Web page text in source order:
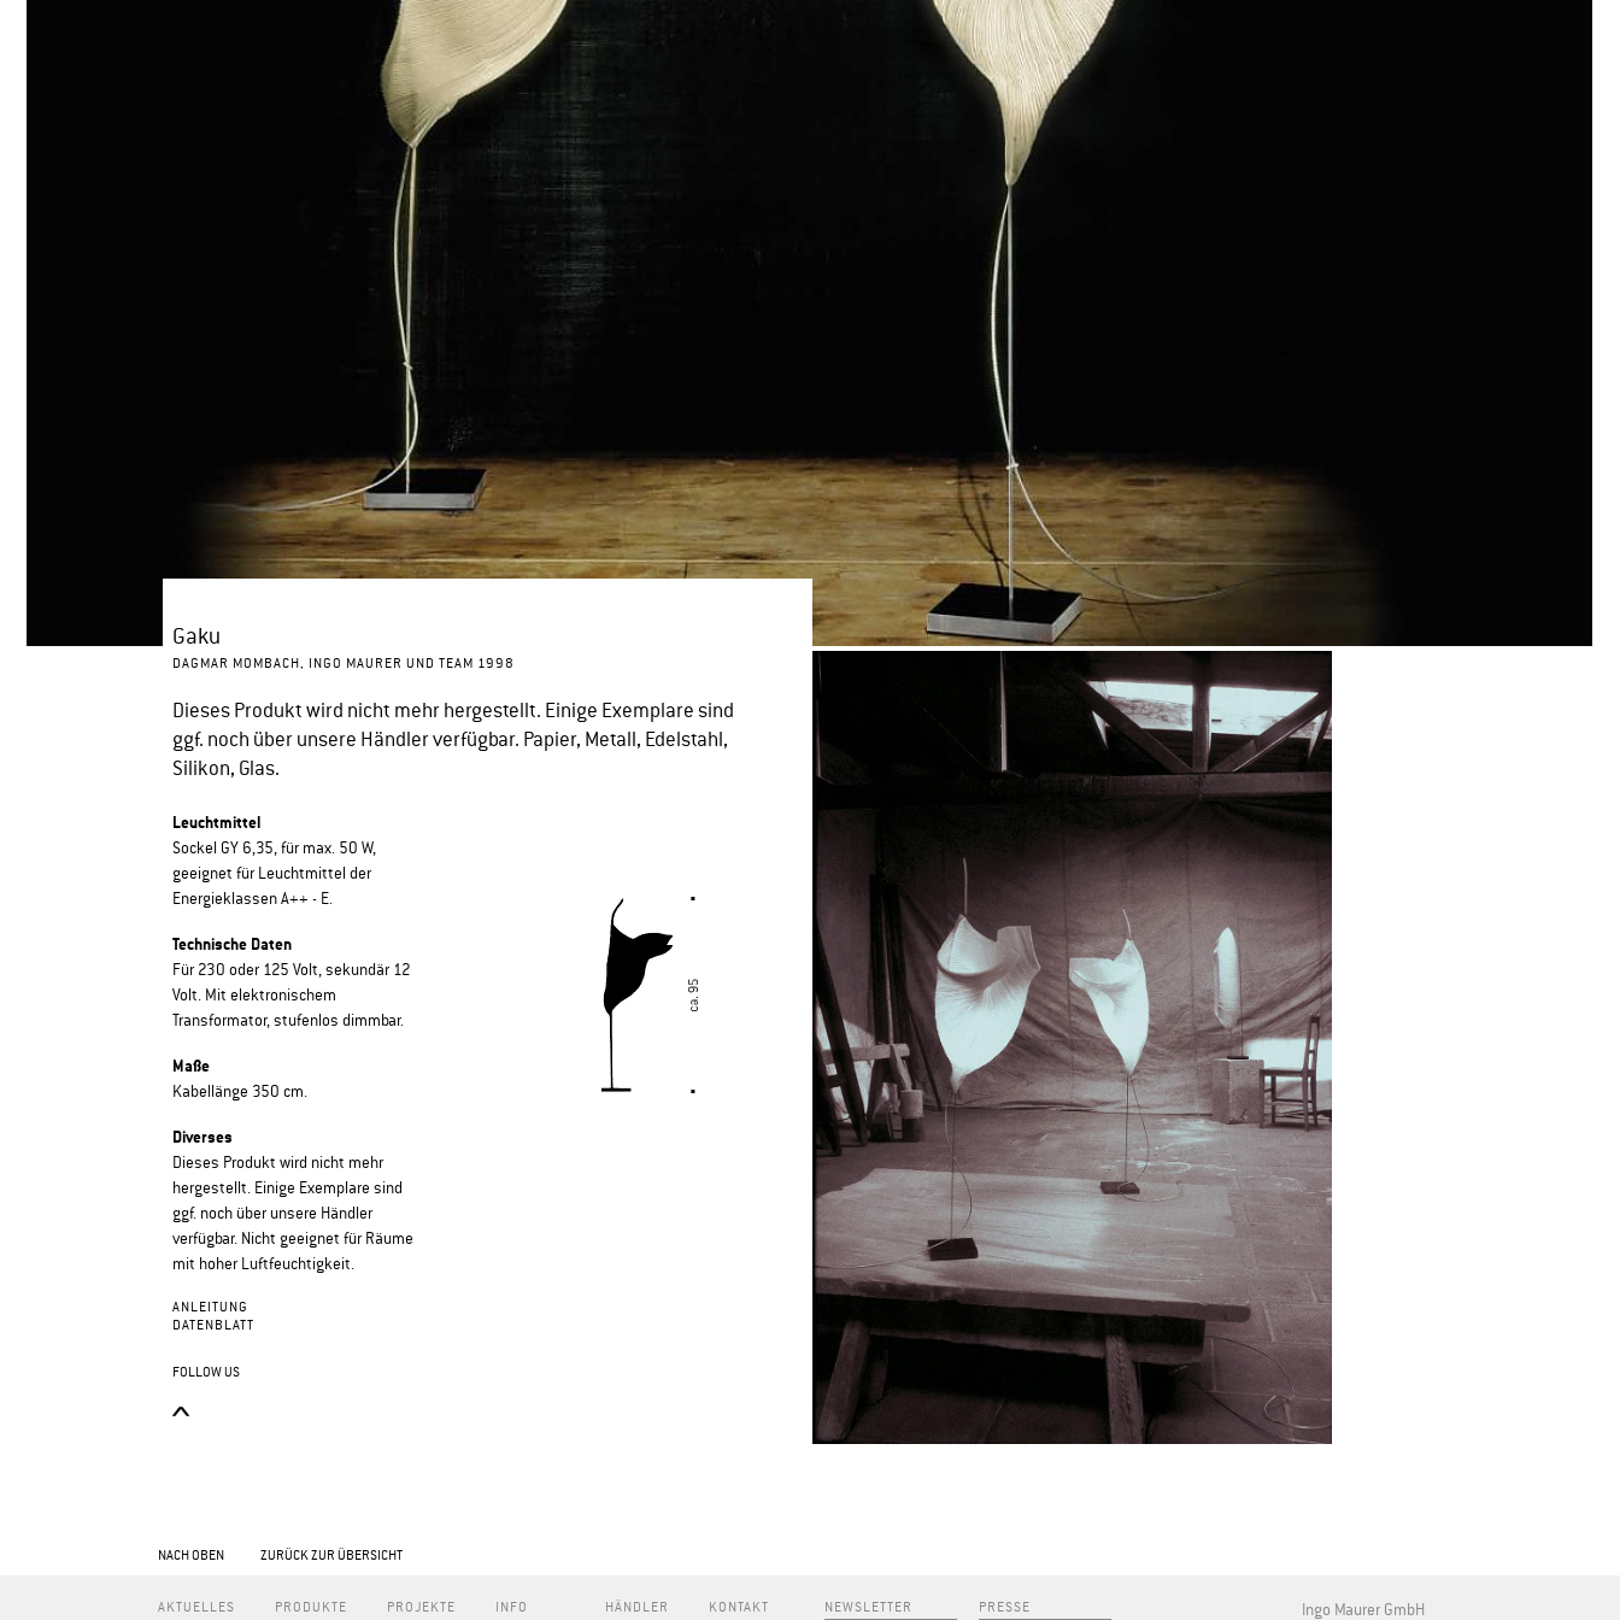
Gaku
DAGMAR MOMBACH, INGO MAURER UND TEAM 1998
Dieses Produkt wird nicht mehr hergestellt. Einige Exemplare sind
ggf. noch über unsere Händler verfügbar. Papier, Metall, Edelstahl,
Silikon, Glas.
Leuchtmittel
Sockel GY 6,35, für max. 50 W,
geeignet für Leuchtmittel der
Energieklassen A++ - E.
Technische Daten
Für 230 oder 125 Volt, sekundär 12
Volt. Mit elektronischem
Transformator, stufenlos dimmbar.
Maße
Kabellänge 350 cm.
Diverses
Dieses Produkt wird nicht mehr
hergestellt. Einige Exemplare sind
ggf. noch über unsere Händler
verfügbar. Nicht geeignet für Räume
mit hoher Luftfeuchtigkeit.
ANLEITUNG
DATENBLATT
FOLLOW US
NACH OBEN ZURÜCK ZUR ÜBERSICHT
AKTUELLES PRODUKTE PROJEKTE INFO HÄNDLER KONTAKT NEWSLETTER PRESSE Ingo Maurer GmbH